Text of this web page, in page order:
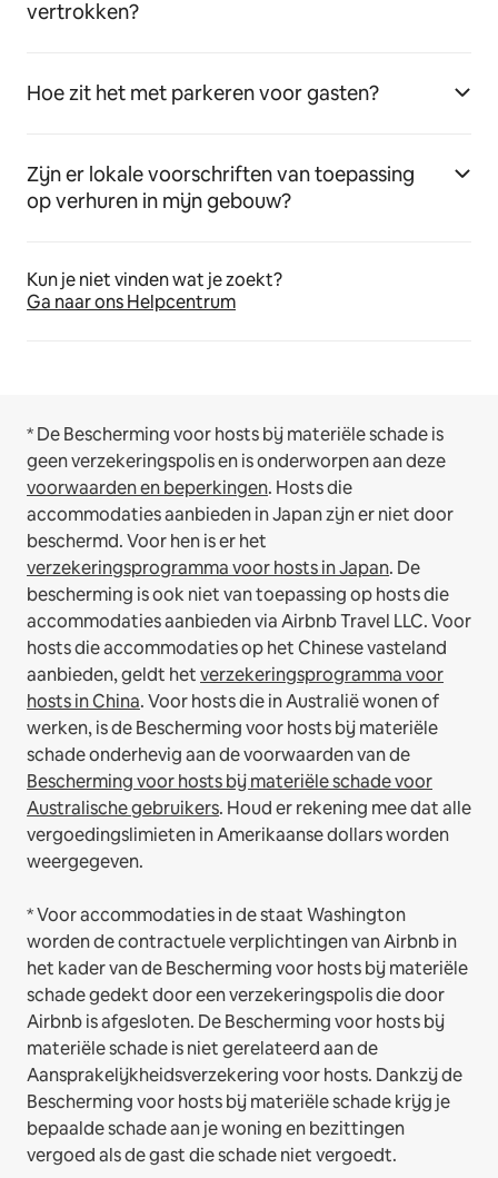
vertrokken?
Hoe zit het met parkeren voor gasten?
Zijn er lokale voorschriften van toepassing
op verhuren in mijn gebouw?
Kun je niet vinden wat je zoekt?
Ga naar ons Helpcentrum
* De Bescherming voor hosts bij materiële schade is
geen verzekeringspolis en is onderworpen aan deze
voorwaarden en beperkingen. Hosts die
accommodaties aanbieden in Japan zijn er niet door
beschermd. Voor hen is er het
verzekeringsprogramma voor hosts in Japan. De
bescherming is ook niet van toepassing op hosts die
accommodaties aanbieden via Airbnb Travel LLC.Voor
hosts die accommodaties op het Chinese vasteland
aanbieden, geldt hetverzekeringsprogramma voor
hosts in China.Voor hosts die in Australië wonen of
werken, is de Bescherming voor hosts bij materiële
schade onderhevig aan de voorwaarden van de
Bescherming voor hosts bij materiële schade voor
Australische gebruikers. Houd er rekening mee dat alle
vergoedingslimieten in Amerikaanse dollars worden
weergegeven.
* Voor accommodaties in de staat Washington
worden de contractuele verplichtingen van Airbnb in
het kader van de Bescherming voor hosts bij materiële
schade gedekt door een verzekeringspolis die door
Airbnb is afgesloten. De Bescherming voor hosts bij
materiële schade is niet gerelateerd aan de
Aansprakelijkheidsverzekering voor hosts. Dankzij de
Bescherming voor hosts bij materiële schade krijg je
bepaalde schade aan je woning en bezittingen
vergoed als de gast die schade niet vergoedt.